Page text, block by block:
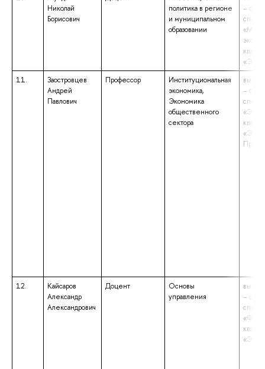
Николай
Борисович
политика в регионе
и муниципальном
образовании
–
11.
Заостровцев
Андрей
Павлович
Профессор
Институциональная
экономика,
Экономика
общественного
сектора
–
12.
Кайсаров
Александр
Александрович
Доцент
Основы
управления
–